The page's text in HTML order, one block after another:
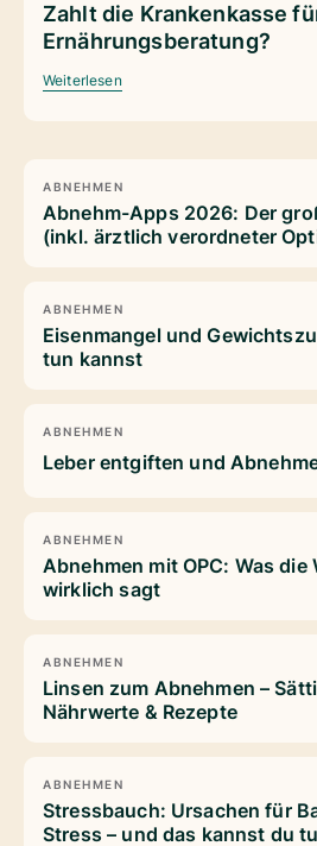
Zahlt die Krankenkasse
Ernährungsberatung?
Weiterlesen
ABNEHMEN
Abnehm-Apps 2026: Der
(inkl. ärztlich verordneter
ABNEHMEN
Eisenmangel und
tun kannst
ABNEHMEN
Leber entgiften und
ABNEHMEN
Abnehmen mit OPC: Was
wirklich sagt
ABNEHMEN
Linsen zum Abnehmen –
Nährwerte & Rezepte
ABNEHMEN
Stressbauch: Ursachen für
Stress – und das kannst du